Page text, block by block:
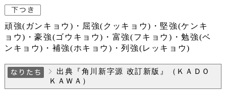
頑強(ガンキョウ)・屈強(クッキョウ)・堅強(ケンキ
ョウ)・豪強(ゴウキョウ)・富強(フキョウ)・勉強(ベ
ンキョウ)・補強(ホキョウ)・列強(レッキョウ)
出典『角川新字源 改訂新版』（ＫＡＤＯ
ＫＡＷＡ）